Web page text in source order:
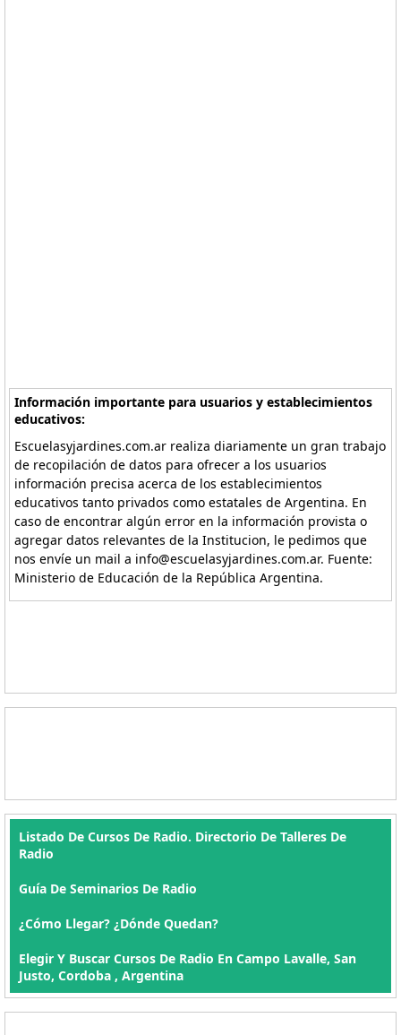
Información importante para usuarios y establecimientos
educativos:
Escuelasyjardines.com.ar realiza diariamente un gran trabajo
de recopilación de datos para ofrecer a los usuarios
información precisa acerca de los establecimientos
educativos tanto privados como estatales de Argentina. En
caso de encontrar algún error en la información provista o
agregar datos relevantes de la Institucion, le pedimos que
nos envíe un mail a info@escuelasyjardines.com.ar. Fuente:
Ministerio de Educación de la República Argentina.
Listado De Cursos De Radio. Directorio De Talleres De
Radio
Guía De Seminarios De Radio
¿Cómo Llegar? ¿Dónde Quedan?
Elegir Y Buscar Cursos De Radio En Campo Lavalle, San
Justo, Cordoba , Argentina